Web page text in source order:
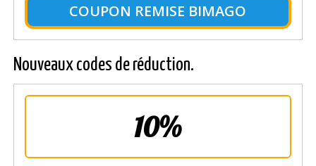
COUPON REMISE BIMAGO
Nouveaux codes de réduction.
10%